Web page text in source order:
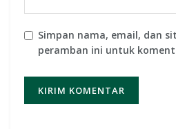
Simpan nama, email, dan
peramban ini untuk